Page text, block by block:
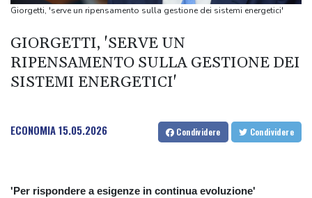
mito greco
edifici civili'
Europei atletica: Maria Perez sfida l'amica Palmisano, "è la mia
motivazione"
Media Iran, 'Mojtaba Khamenei ha incontrato il presidente
Giorgetti, 'serve un ripensamento sulla gestione dei sistemi energetici'
GIORGETTI, 'SERVE UN
RIPENSAMENTO SULLA GESTIONE DEI
SISTEMI ENERGETICI'
ECONOMIA15.05.2026 Condividere Condividere
'Per rispondere a esigenze in continua evoluzione'